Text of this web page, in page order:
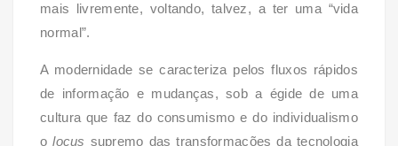
mais livremente, voltando, talvez, a ter uma “vida
normal”.
A modernidade se caracteriza pelos fluxos rápidos
de informação e mudanças, sob a égide de uma
cultura que faz do consumismo e do individualismo
olocus supremo das transformações da tecnologia